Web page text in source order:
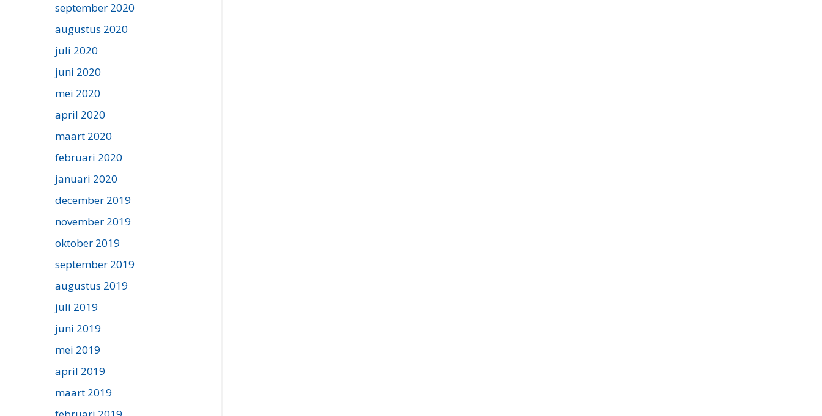
september 2020
augustus 2020
juli 2020
juni 2020
mei 2020
april 2020
maart 2020
februari 2020
januari 2020
december 2019
november 2019
oktober 2019
september 2019
augustus 2019
juli 2019
juni 2019
mei 2019
april 2019
maart 2019